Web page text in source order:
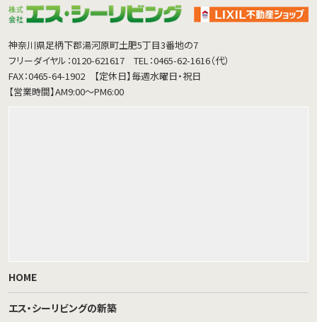
神奈川県足柄下郡湯河原町土肥5丁目3番地の7
フリーダイヤル：0120-621617
TEL：0465-62-1616（代）
FAX：0465-64-1902
【定休日】毎週水曜日・祝日
【営業時間】AM9:00～PM6:00
HOME
エス・シーリビングの新築